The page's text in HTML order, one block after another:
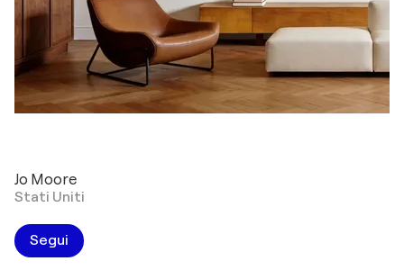
Jo Moore
Stati Uniti
Segui